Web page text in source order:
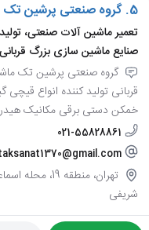
5. گروه صنعتی پرشین تک
تعمیر ماشین آلات صنعتی،
صنایع ماشین سازی بزرگ قربانی
گروه صنعتی پرشین تک
قربانی تولید کننده انواع قیچی
خمکن دستی برقی مکانیک
021-55828861
تهران، منطقه
شریفی